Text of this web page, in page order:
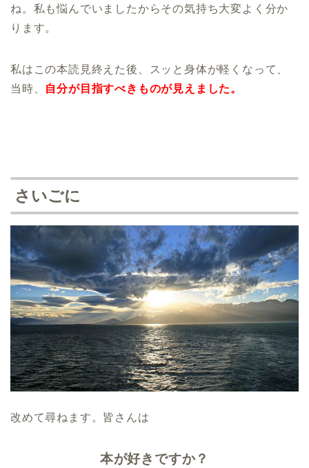
ね。私も悩んでいましたからその気持ち大変よく分か
ります。
私はこの本読見終えた後、スッと身体が軽くなって、
当時、 自分が目指すべきものが見えました。
さいごに
改めて尋ねます。皆さんは
本が好きですか？